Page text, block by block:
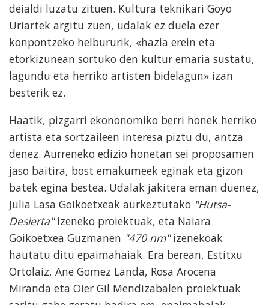
deialdi luzatu zituen. Kultura teknikari Goyo
Uriartek argitu zuen, udalak ez duela ezer
konpontzeko helbururik, «hazia erein eta
etorkizunean sortuko den kultur emaria sustatu,
lagundu eta herriko artisten bidelagun» izan
besterik ez.
Haatik, pizgarri ekononomiko berri honek herriko
artista eta sortzaileen interesa piztu du, antza
denez. Aurreneko edizio honetan sei proposamen
jaso baitira, bost emakumeek eginak eta gizon
batek egina bestea. Udalak jakitera eman duenez,
Julia Lasa Goikoetxeak aurkeztutako "Hutsa-
Desierta"izeneko proiektuak, eta Naiara
Goikoetxea Guzmanen "470 nm"izenekoak
hautatu ditu epaimahaiak. Era berean, Estitxu
Ortolaiz, Ane Gomez Landa, Rosa Arocena
Miranda eta Oier Gil Mendizabalen proiektuak